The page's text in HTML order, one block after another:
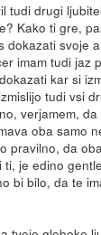
tudi drugi
Kako ti gre,
dokazati svoje
imam tudi jaz
kar si
tudi vsi
verjamem,
oba samo
pravilno, da
je edino
bi bilo, da te